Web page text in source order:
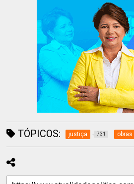
TÓPICOS: justiça 731 obras